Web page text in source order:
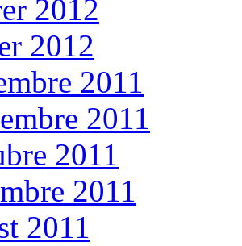
2012
2012
2011
2011
2011
2011
2011